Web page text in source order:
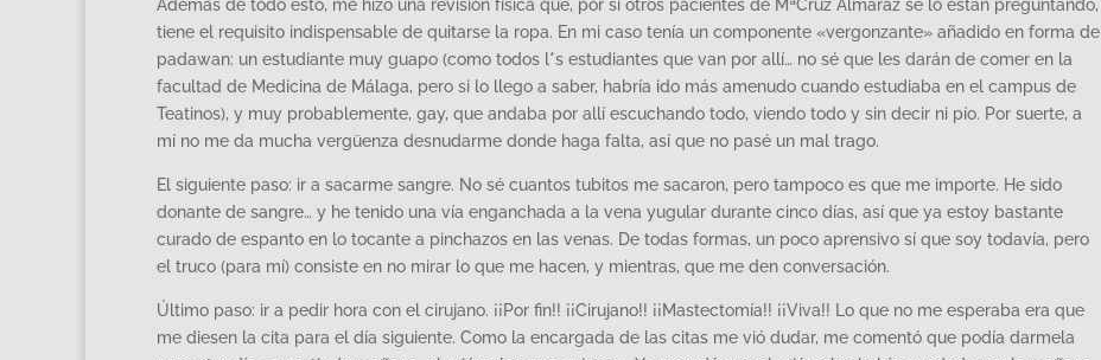
Además de todo esto, me hizo una revisión física que, por si otros pacientes de MªCruz Almaraz se lo están preguntando,
tiene el requisito indispensable de quitarse la ropa. En mi caso tenía un componente «vergonzante» añadido en forma de
padawan: un estudiante muy guapo (como todos l*s estudiantes que van por allí… no sé que les darán de comer en la
facultad de Medicina de Málaga, pero si lo llego a saber, habría ido más amenudo cuando estudiaba en el campus de
Teatinos), y muy probablemente, gay, que andaba por allí escuchando todo, viendo todo y sin decir ni pío. Por suerte, a
mí no me da mucha vergüenza desnudarme donde haga falta, así que no pasé un mal trago.
El siguiente paso: ir a sacarme sangre. No sé cuantos tubitos me sacaron, pero tampoco es que me importe. He sido
donante de sangre… y he tenido una vía enganchada a la vena yugular durante cinco días, así que ya estoy bastante
curado de espanto en lo tocante a pinchazos en las venas. De todas formas, un poco aprensivo sí que soy todavía, pero
el truco (para mí) consiste en no mirar lo que me hacen, y mientras, que me den conversación.
Último paso: ir a pedir hora con el cirujano. ¡¡Por fin!! ¡¡Cirujano!! ¡¡Mastectomía!! ¡¡Viva!! Lo que no me esperaba era que
me diesen la cita para el día siguiente. Como la encargada de las citas me vió dudar, me comentó que podía darmela